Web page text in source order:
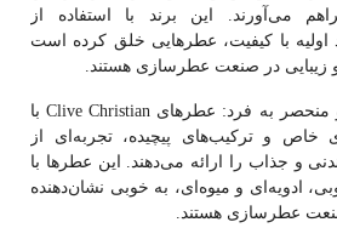
می‌آورند. این برند با استفاده از
اولیه با کیفیت، عطرهایی خلق کرده است
زیبایی در صنعت عطرسازی هستند.
منحصر به فرد
: عطرهای Clive Christian با
خاص و ترکیب‌های پیچیده، تجربه‌ای از
و جذاب را ارائه می‌دهند. این عطرها با
ادویه‌ای و میوه‌ای، به خوبی نشان‌دهنده
عطرسازی هستند.